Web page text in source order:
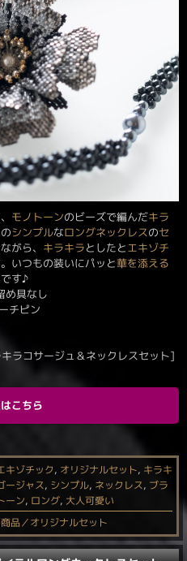
モノトーンのビーズで編んだキラ
シンプルなロングネックレスのセ
がら、 キラキラとしたと エキゾチ
いつもの装いにパッと華を添える
す♪
め具なし
チピン
ラコサージュ＆ネックレスセット]
こちら
キゾチック, オリジナルセット, キラキ
ージャス, シンプル, ネックレス, ブラ
ーン, ロング, 大人可愛い
品／オリジナルセット